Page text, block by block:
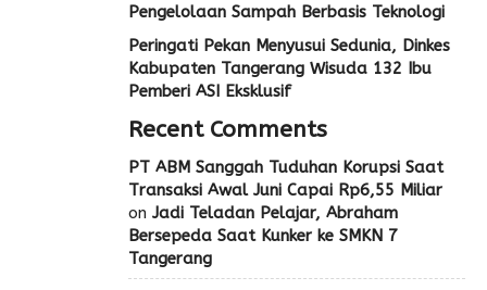
Pengelolaan Sampah Berbasis Teknologi
Peringati Pekan Menyusui Sedunia, Dinkes
Kabupaten Tangerang Wisuda 132 Ibu
Pemberi ASI Eksklusif
Recent Comments
PT ABM Sanggah Tuduhan Korupsi Saat
Transaksi Awal Juni Capai Rp6,55 Miliar
on Jadi Teladan Pelajar, Abraham
Bersepeda Saat Kunker ke SMKN 7
Tangerang